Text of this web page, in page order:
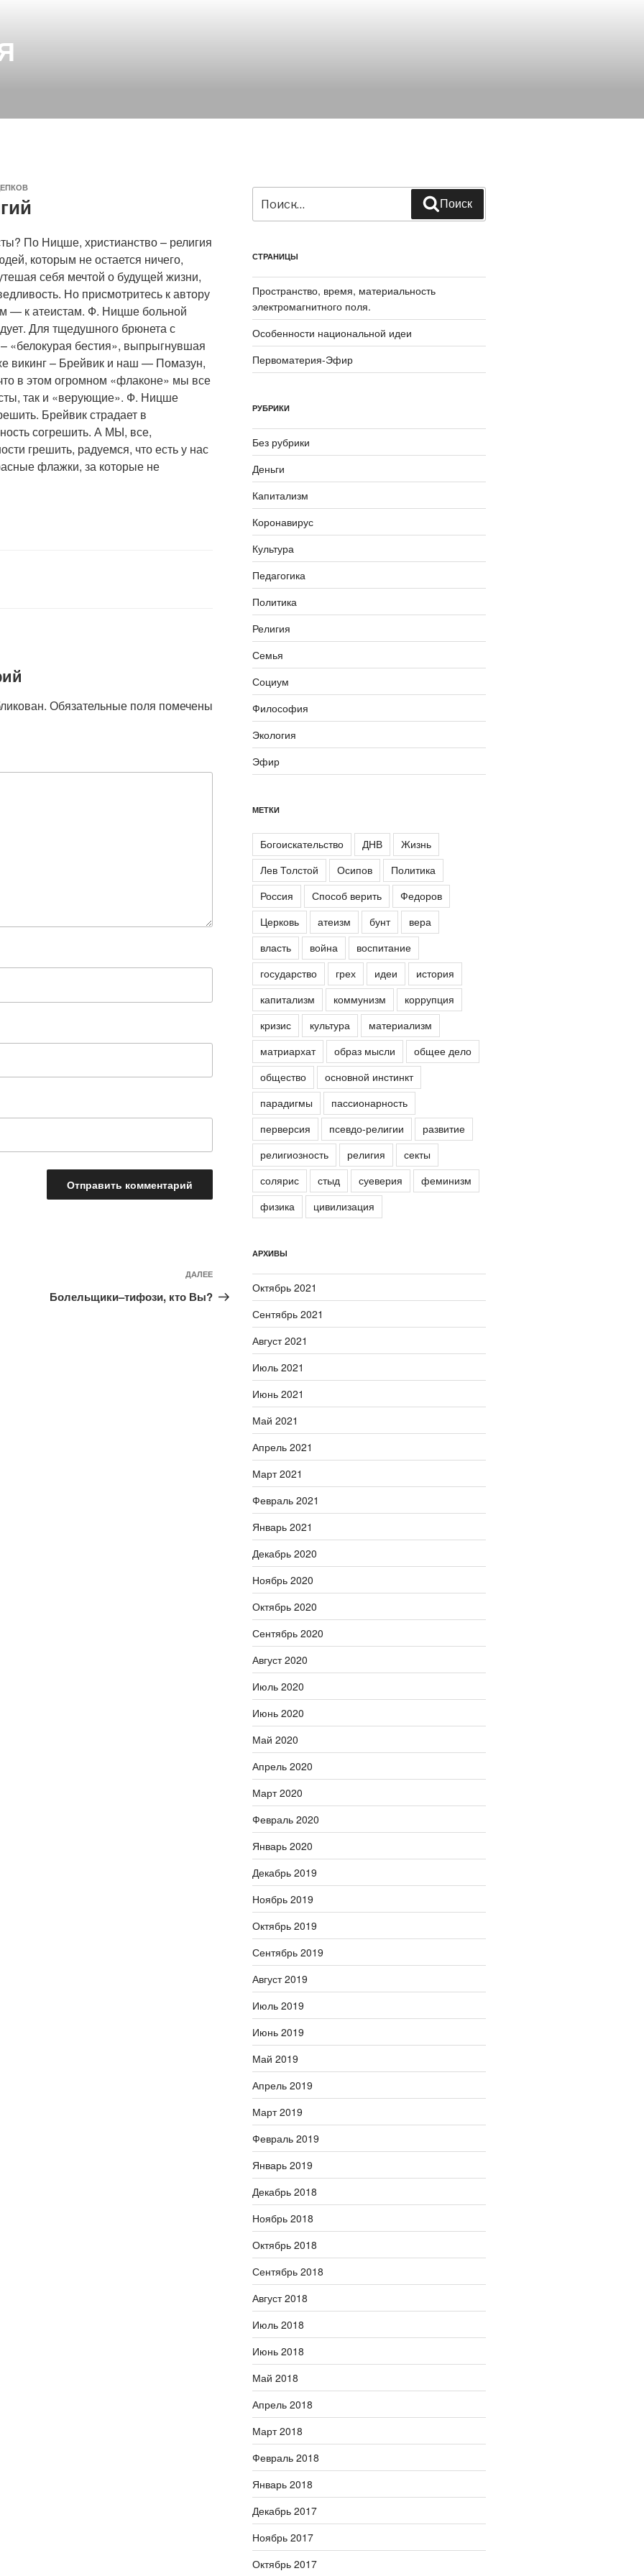
По Ницше, христианство – религия
которым не остается ничего,
себя мечтой о будущей жизни,
Но присмотритесь к автору
— к атеистам. Ф. Ницше больной
Для тщедушного брюнета с
«белокурая бестия», выпрыгнувшая
викинг – Брейвик и наш — Помазун,
в этом огромном «флаконе» мы все
так и «верующие». Ф. Ницше
Брейвик страдает в
согрешить. А МЫ, все,
грешить, радуемся, что есть у нас
флажки, за которые не
Обязательные поля помечены
Следующая
запись
ДАЛЕЕ
Болельщики–тифози, кто Вы?
Поиск
СТРАНИЦЫ
Пространство, время, материальность
электромагнитного поля.
Особенности национальной идеи
Первоматерия-Эфир
РУБРИКИ
Без рубрики
Деньги
Капитализм
Коронавирус
Культура
Педагогика
Политика
Религия
Семья
Социум
Философия
Экология
Эфир
МЕТКИ
Богоискательство ДНВ
Жизнь
Лев Толстой
Осипов
Политика
Россия
Способ верить
Федоров
Церковь
атеизм бунт
вера
власть
война
воспитание
государство
грех идеи
история
капитализм
коммунизм
коррупция
кризис
культура
материализм
матриархат
образ мысли
общее дело
общество
основной инстинкт
парадигмы
пассионарность
перверсия
псевдо-религии
развитие
религиозность
религия
секты
солярис
стыд суеверия
феминизм
физика
цивилизация
АРХИВЫ
Октябрь 2021
Сентябрь 2021
Август 2021
Июль 2021
Июнь 2021
Май 2021
Апрель 2021
Март 2021
Февраль 2021
Январь 2021
Декабрь 2020
Ноябрь 2020
Октябрь 2020
Сентябрь 2020
Август 2020
Июль 2020
Июнь 2020
Май 2020
Апрель 2020
Март 2020
Февраль 2020
Январь 2020
Декабрь 2019
Ноябрь 2019
Октябрь 2019
Сентябрь 2019
Август 2019
Июль 2019
Июнь 2019
Май 2019
Апрель 2019
Март 2019
Февраль 2019
Январь 2019
Декабрь 2018
Ноябрь 2018
Октябрь 2018
Сентябрь 2018
Август 2018
Июль 2018
Июнь 2018
Май 2018
Апрель 2018
Март 2018
Февраль 2018
Январь 2018
Декабрь 2017
Ноябрь 2017
Октябрь 2017